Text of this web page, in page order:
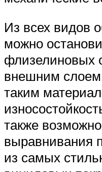
Из всех видов
можно
флизелиновых
внешним
таким
также
выравнивания
из самых